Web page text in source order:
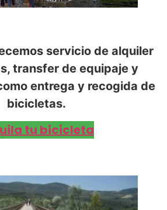
servicio de alquiler
transfer de equipaje y
entrega y recogida de
bicicletas.
tu bicicleta